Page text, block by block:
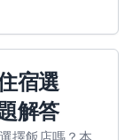
宿選
解答
擇飯店嗎？本